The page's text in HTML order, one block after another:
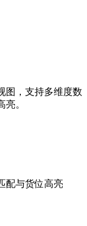
图，支持多维度数
。
配与货位高亮